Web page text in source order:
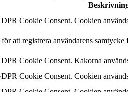
Cookie Consent. Cookien
att registrera användarens
Cookie Consent. Kakorna
Cookie Consent. Cookien